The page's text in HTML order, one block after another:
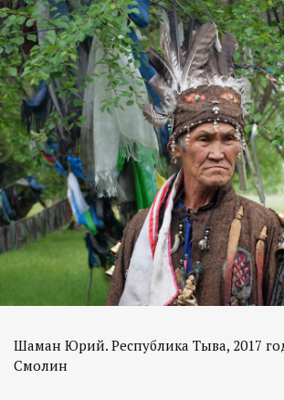
Шаман Юрий. Республика Тыва, 2017
Смолин